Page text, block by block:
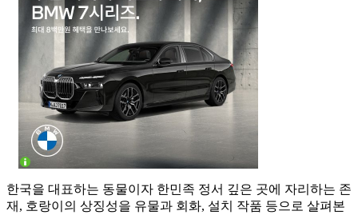
한국을 대표하는 동물이자 한민족 정서 깊은 곳에 자리하는 존
재, 호랑이의 상징성을 유물과 회화, 설치 작품 등으로 살펴본